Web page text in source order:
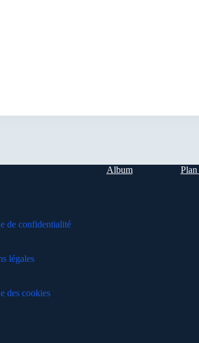
Album Plan
de confidentialité
légales
des cookies